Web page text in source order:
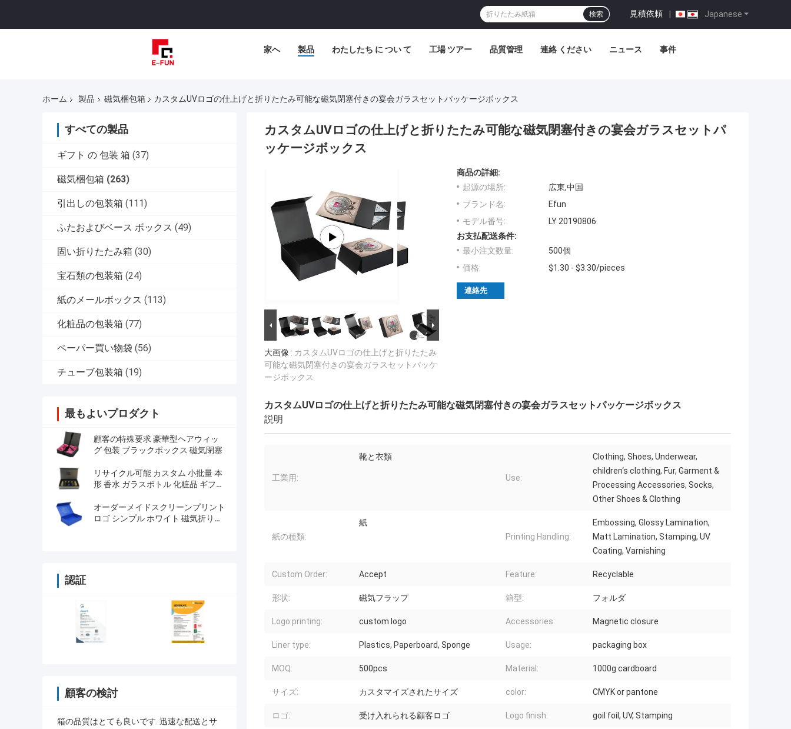
Japanese
見積依頼 |
検索
家へ 製品 わたしたち に つい て 工場 ツアー 品質管理 連絡 ください ニュース 事件
ホーム 製品 磁気梱包箱 カスタムUVロゴの仕上げと折りたたみ可能な磁気閉塞付きの宴会ガラスセットパッケージボックス
すべての製品
ギフト の 包装 箱 (37)
磁気梱包箱 (263)
引出しの包装箱 (111)
ふたおよびベース ボックス (49)
固い折りたたみ箱 (30)
宝石類の包装箱 (24)
紙のメールボックス (113)
化粧品の包装箱 (77)
ペーパー買い物袋 (56)
チューブ包装箱 (19)
最もよいプロダクト
顧客の特殊要求 豪華型ヘアウィッ
グ 包装 ブラックボックス 磁気閉塞
リサイクル可能 カスタム 小批量 本
形 香水 ガラスボトル 化粧品 ギフト
オーダーメイドスクリーンプリント
ロゴ シンプル ホワイト 磁気折りた
認証
顧客の検討
箱の品質はとても良いです. 迅速な配送とサ
カスタムUVロゴの仕上げと折りたたみ可能な磁気閉塞付きの宴会ガラスセットパ
ッケージボックス
大画像 : カスタムUVロゴの仕上げと折りたたみ
可能な磁気閉塞付きの宴会ガラスセットパッケ
ージボックス
商品の詳細:
起源の場所:
広東,中国
ブランド名:
Efun
モデル番号:
LY 20190806
お支払配送条件:
最小注文数量:
500個
価格:
$1.30 - $3.30/pieces
連絡先
カスタムUVロゴの仕上げと折りたたみ可能な磁気閉塞付きの宴会ガラスセットパッケージボックス
説明
工業用:
靴と衣類
Use:
Clothing, Shoes, Underwear,
children‘s clothing, Fur, Garment &
Processing Accessories, Socks,
Other Shoes & Clothing
紙の種類:
紙
Printing Handling:
Embossing, Glossy Lamination,
Matt Lamination, Stamping, UV
Coating, Varnishing
Custom Order: Accept Feature: Recyclable
形状: 磁気フラップ 箱型: フォルダ
Logo printing: custom logo Accessories: Magnetic closure
Liner type: Plastics, Paperboard, Sponge Usage: packaging box
MOQ: 500pcs Material: 1000g cardboard
サイズ: カスタマイズされたサイズ color: CMYK or pantone
ロゴ: 受け入れられる顧客ロゴ Logo finish: goil foil, UV, Stamping